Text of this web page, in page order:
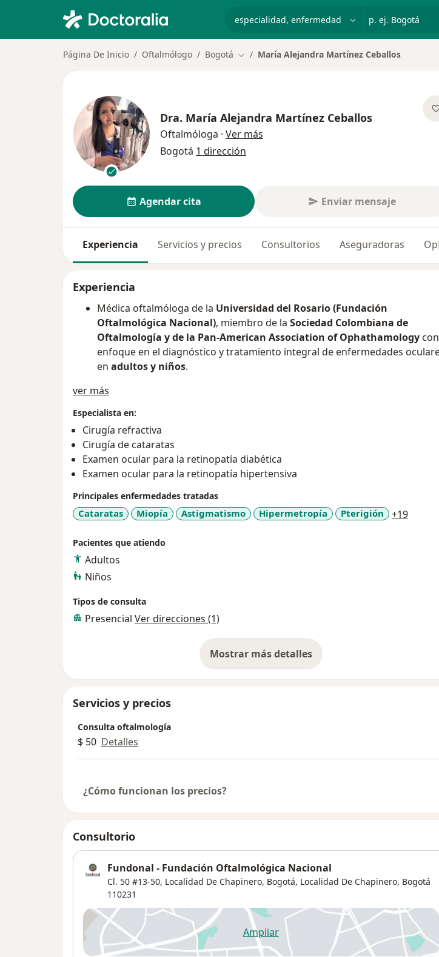
p. ej. Bogotá
Página De Inicio Oftalmólogo Bogotá Cambiar de ciudad
María Alejandra Martínez Ceballos
Dra. María Alejandra Martínez Ceballos
Oftalmóloga · Ver más
Bogotá 1 dirección
Agendar cita Enviar mensaje
Experiencia Servicios y precios Consultorios Aseguradoras
Experiencia
Médica oftalmóloga de la Universidad del Rosario (Fundación
Oftalmológica Nacional), miembro de la Sociedad Colombiana de
Oftalmología y de la Pan-American Association of Ophathamology con
enfoque en el diagnóstico y tratamiento integral de enfermedades
en adultos y niños.
Experiencia en la realización de procedimientos quirúrgicos
pterigión, cirugía de chalazión, biopsia de párpados, sondeo de vía
lagrimal.
Mi objetivo principal es ofrecer al paciente una
basada en la última evidencia científica, acompañando a cada paciente
visuales seguros y satisfactorios.
ver más
Especialista en:
Cirugía refractiva
Cirugía de cataratas
Examen ocular para la retinopatía diabética
Examen ocular para la retinopatía hipertensiva
Principales enfermedades tratadas
Cataratas Miopía Astigmatismo Hipermetropía Pterigión +19
Pacientes que atiendo
Adultos
Niños
Tipos de consulta
Presencial Ver direcciones (1)
Mostrar más detalles
sobre la experiencia
Servicios y precios
Consulta oftalmología
$ 50 Detalles
¿Cómo funcionan los precios?
Consultorio
Fundonal - Fundación Oftalmológica Nacional
Cl. 50 #13-50, Localidad De Chapinero, Bogotá, Localidad De Chapinero, Bogotá
110231
Ampliarse abre en una nueva pestaña